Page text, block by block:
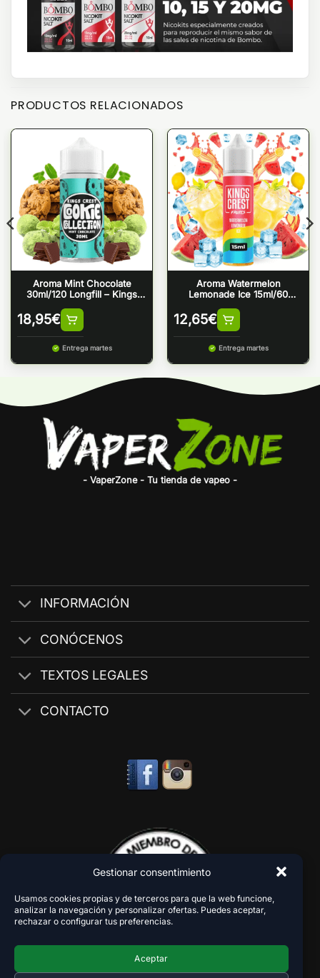
Gestionar consentimiento
Usamos cookies propias y de terceros para que la web funcione,
analizar la navegación y personalizar ofertas. Puedes aceptar,
rechazar o configurar tus preferencias.
Aceptar
PRODUCTOS RELACIONADOS
Aroma Mint Chocolate
30ml/120 Longfill – Kings
18,95€
Entrega martes
Aroma Watermelon
Lemonade Ice 15ml/60
12,65€
Entrega martes
- VaperZone - Tu tienda de vapeo -
INFORMACIÓN
CONÓCENOS
TEXTOS LEGALES
CONTACTO